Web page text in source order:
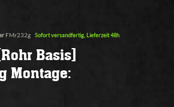
FMr232g Sofort versandfertig, Lieferzeit 48h
Basis]
Montage: